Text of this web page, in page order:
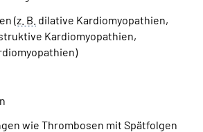
(z. B. dilative Kardiomyopathien,
Kardiomyopathien,
wie Thrombosen mit Spätfolgen